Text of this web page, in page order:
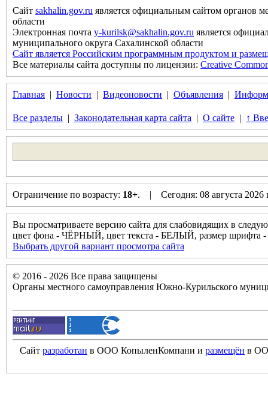
Сайт sakhalin.gov.ru является официальным сайтом органов
области
Электронная почта y-kurilsk@sakhalin.gov.ru является
муниципального округа Сахалинской области
Сайт является Российским программным продуктом и
Все материалы сайта доступны по лицензии: Creative
Главная | Новости | Видеоновости | Объявления |
Все разделы | Законодательная карта сайта | О сайте | ↑
Ограничение по возрасту: 18+. | Сегодня: 08 августа
Вы просматриваете версию сайта для слабовидящих в
цвет фона - ЧЁРНЫЙ, цвет текста - БЕЛЫЙ, размер
Выбрать другой вариант просмотра сайта
© 2016 - 2026 Все права защищены
Органы местного самоуправления Южно-Курильского
Сайт разработан в ООО КопыленКомпани и размещён в